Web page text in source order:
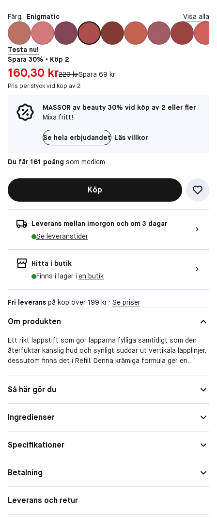
Färg: Enigmatic Visa alla
Testa nu!
Spara 30% • Köp 2
Pris: 160,30 kr
160,30 krOriginal pris:
229 krSpara 69 kr
Pris per styck vid köp av 2
MASSOR av beauty 30% vid köp av 2 eller fler
Mixa fritt!
Se hela erbjudandet Läs villkor
Du får 161 poäng som medlem
Köp
Leverans mellan imorgon och om 3 dagar
Se leveranstider
Hitta i butik
Finns i lager i en butik
Fri leverans på köp över 199 kr · Se priser
Om produkten
Ett rikt läppstift som gör läpparna fylliga samtidigt som den
återfuktar känslig hud och synligt suddar ut vertikala läpplinjer,
dessutom finns det i Refill. Denna krämiga formula ger en
Kraftfulla ingredienser från växtriket jämnar ut läpparna och
ger ett fylligare utseende, finfördelat natriumhyaluronat
•Suddar synligt ut utseendet på vertikala läpplinjer
•Rikt och krämigt pigment som fyller läpparna
•Ger ett fastare och fylligare utseende
•Detta läppstift har en vass, platt kant för att exakt kunna
Så här gör du
Ingredienser
Specifikationer
Betalning
Leverans och retur